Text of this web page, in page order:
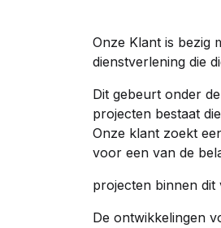
Onze Klant is bezig
dienstverlening die
Dit gebeurt onder
projecten bestaat
Onze klant zoekt
voor een van de
projecten binnen dit
De ontwikkelingen